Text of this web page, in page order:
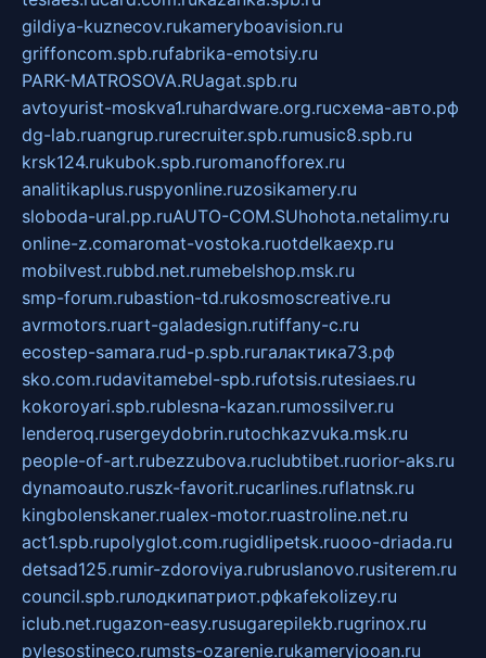
gildiya-kuznecov.rukameryboavision.ru
griffoncom.spb.rufabrika-emotsiy.ru
PARK-MATROSOVA.RUagat.spb.ru
avtoyurist-moskva1.ruhardware.org.ruсхема-авто.рф
dg-lab.ruangrup.rurecruiter.spb.rumusic8.spb.ru
krsk124.rukubok.spb.ruromanofforex.ru
analitikaplus.ruspyonline.ruzosikamery.ru
sloboda-ural.pp.ruAUTO-COM.SUhohota.netalimy.ru
online-z.comaromat-vostoka.ruotdelkaexp.ru
mobilvest.rubbd.net.rumebelshop.msk.ru
smp-forum.rubastion-td.rukosmoscreative.ru
avrmotors.ruart-galadesign.rutiffany-c.ru
ecostep-samara.rud-p.spb.ruгалактика73.рф
sko.com.rudavitamebel-spb.rufotsis.rutesiaes.ru
kokoroyari.spb.rublesna-kazan.rumossilver.ru
lenderoq.rusergeydobrin.rutochkazvuka.msk.ru
people-of-art.rubezzubova.ruclubtibet.ruorior-aks.ru
dynamoauto.ruszk-favorit.rucarlines.ruflatnsk.ru
kingbolenskaner.rualex-motor.ruastroline.net.ru
act1.spb.rupolyglot.com.rugidlipetsk.ruooo-driada.ru
detsad125.rumir-zdoroviya.rubruslanovo.rusiterem.ru
council.spb.ruлодкипатриот.рфkafekolizey.ru
iclub.net.rugazon-easy.rusugarepilekb.rugrinox.ru
pylesostineco.rumsts-ozarenie.rukameryjooan.ru